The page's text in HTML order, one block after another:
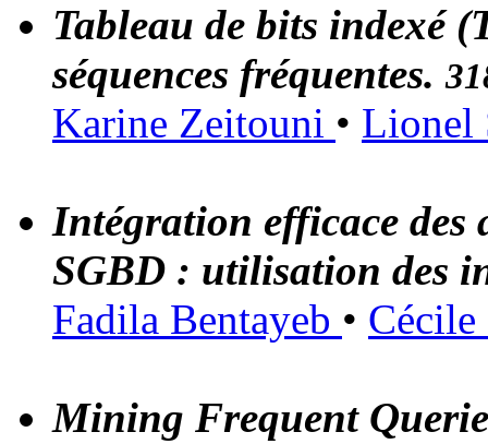
Tableau de bits indexé
séquences fréquentes.
Karine Zeitouni • Lionel
Intégration efficace des
SGBD : utilisation des
Fadila Bentayeb • Cécile
Mining Frequent